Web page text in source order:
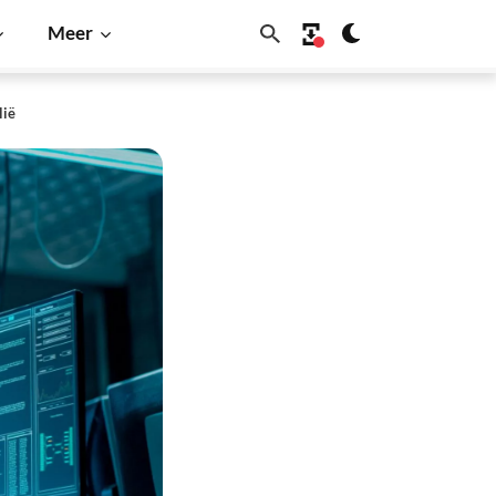
Meer